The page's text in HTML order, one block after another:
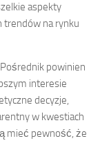
aspekty
trendów na rynku
powinien
interesie
decyzje,
w kwestiach
mieć pewność, że